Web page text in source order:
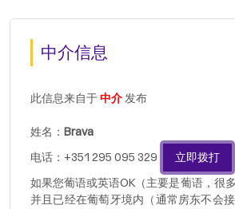
中介信息
此信息来自于中介发布
姓名： Brava
电话：+351 295 095 329
立即拨打
如果您葡语或英语OK（主要是葡语，很
并且已经在葡萄牙境内（通常房东不会